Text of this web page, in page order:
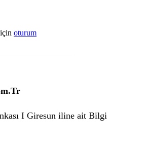
oturum
I Giresun iline ait Bilgi